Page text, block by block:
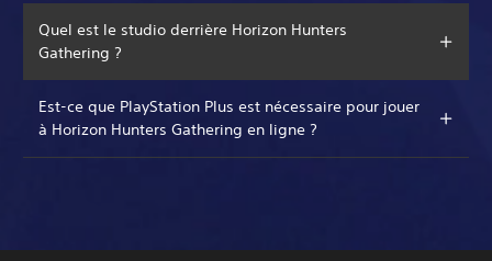
Quel est le studio derrière Horizon Hunters
Gathering ?
Est-ce que PlayStation Plus est nécessaire pour jouer
à Horizon Hunters Gathering en ligne ?